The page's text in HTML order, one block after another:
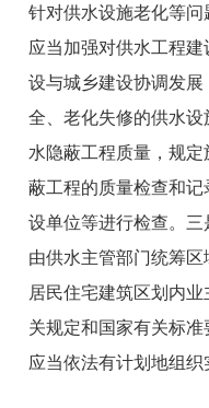
针对供水设施老化等
应当加强对供水工程
设与城乡建设协调发
全、老化失修的供水
水隐蔽工程质量，规
蔽工程的质量检查和
设单位等进行检查。
由供水主管部门统筹区
居民住宅建筑区划内
关规定和国家有关标
应当依法有计划地组织